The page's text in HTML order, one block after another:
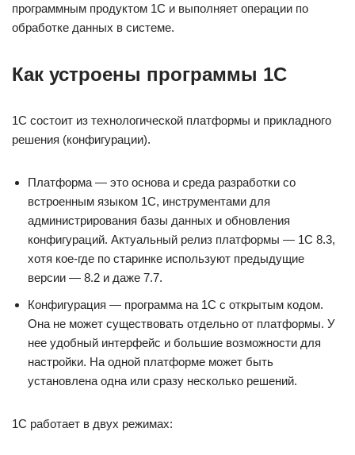
программным продуктом 1С и выполняет операции по
обработке данных в системе.
Как устроены программы 1С
1С состоит из технологической платформы и прикладного
решения (конфигурации).
Платформа — это основа и среда разработки со
встроенным языком 1С, инструментами для
администрирования базы данных и обновления
конфигураций. Актуальный релиз платформы — 1С 8.3,
хотя кое-где по старинке используют предыдущие
версии — 8.2 и даже 7.7.
Конфигурация — программа на 1С с открытым кодом.
Она не может существовать отдельно от платформы. У
нее удобный интерфейс и большие возможности для
настройки. На одной платформе может быть
установлена одна или сразу несколько решений.
1С работает в двух режимах: